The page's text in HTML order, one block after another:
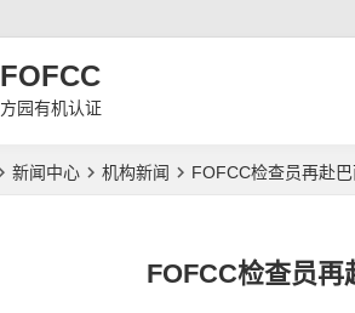
FOFCC
方园有机认证
新闻中心 机构新闻 FOFCC检查员再赴
FOFCC检查员